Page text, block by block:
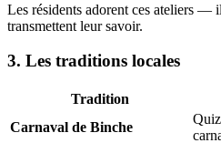
Les résidents adorent ces ateliers —
transmettent leur savoir.
3. Les traditions locales
Tradition
Carnaval de Binche